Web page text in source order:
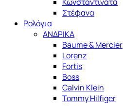
Στέφανα
Ρολόγια
ΑΝΔΡΙΚΑ
Baume & Mercier
Lorenz
Fortis
Boss
Calvin Klein
Tommy Hilfiger